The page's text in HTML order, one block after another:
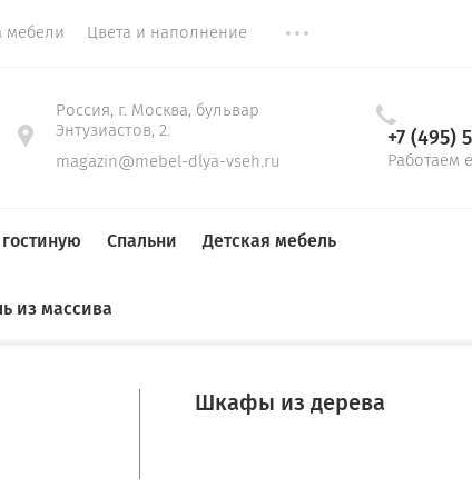
мебели Цвета и наполнение
Россия, г. Москва, бульвар
Энтузиастов, 2.
magazin@mebel-dlya-vseh.ru
+7 (495)
Работаем
ГардеробныеДо 1,5 м
Тумбы для обуви
Стенки
Спальни
Кровати
Детская мебель
Кровати в детскую
Прямые диваны
Столы
Столы на кухню
из массива
Шкафы из дерева